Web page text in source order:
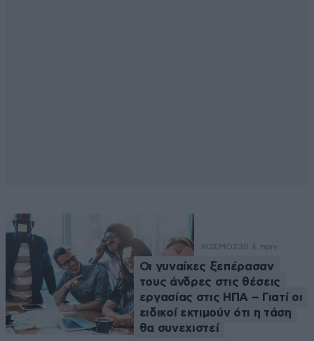
ΚΟΣΜΟΣ30 λ. πριν
Οι γυναίκες ξεπέρασαν
τους άνδρες στις θέσεις
εργασίας στις ΗΠΑ – Γιατί οι
ειδικοί εκτιμούν ότι η τάση
θα συνεχιστεί